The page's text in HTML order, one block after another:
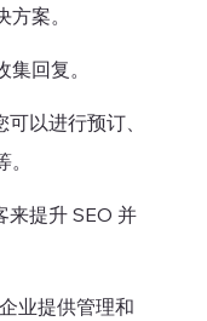
案。
回复。
以进行预订、
来提升 SEO 并
业提供管理和